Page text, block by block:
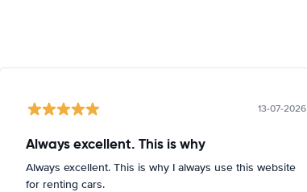
13-07-2026
Always excellent. This is why
Always excellent. This is why I always use this website
for renting cars.